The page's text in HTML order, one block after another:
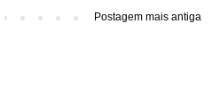
Postagem mais antiga